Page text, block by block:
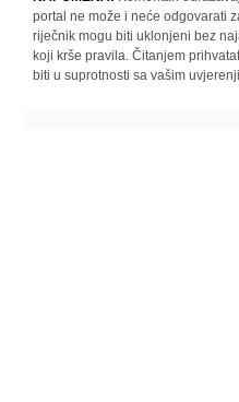
portal ne može i neće odgovarati
riječnik mogu biti uklonjeni bez
koji krše pravila. Čitanjem
biti u suprotnosti sa vašim